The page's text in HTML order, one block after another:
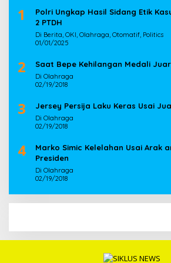
1
Polri Ungkap Hasil Sidang Etik
2 PTDH
Di Berita, OKI, Olahraga, Otomatif, Politics
01/01/2025
2 Saat Bepe Kehilangan Medali
Di Olahraga
02/19/2018
3 Jersey Persija Laku Keras Usai
Di Olahraga
02/19/2018
4
Marko Simic Kelelahan Usai Arak
Presiden
Di Olahraga
02/19/2018